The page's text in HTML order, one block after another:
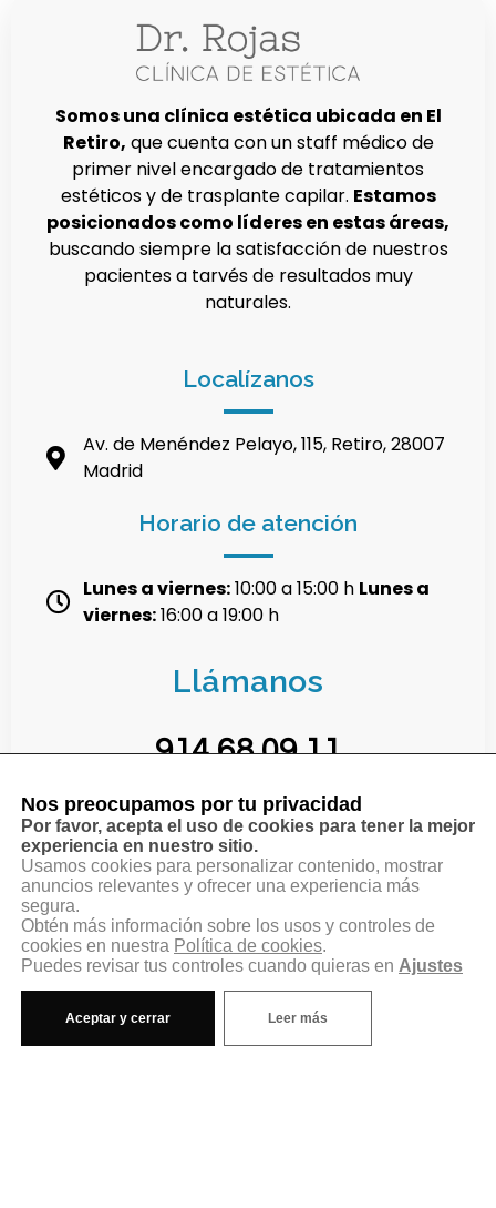
Somos una clínica estética ubicada en El
Retiro, que cuenta con un staff médico de
primer nivel encargado de tratamientos
estéticos y de trasplante capilar. Estamos
posicionados como líderes en estas áreas,
buscando siempre la satisfacción de nuestros
pacientes a tarvés de resultados muy
naturales.
Localízanos
Av. de Menéndez Pelayo, 115, Retiro, 28007
Madrid
Horario de atención
Lunes a viernes:10:00 a 15:00 h Lunes a
viernes:16:00 a 19:00 h
Llámanos
914 68 09 11
630 059 556
Política de privacidad
Política de cookies
Nos preocupamos por tu privacidad
Por favor, acepta el uso de cookies para tener la mejor
experiencia en nuestro sitio.
Usamos cookies para personalizar contenido, mostrar
anuncios relevantes y ofrecer una experiencia más
segura.
Obtén más información sobre los usos y controles de
cookies en nuestra Política de cookies.
Puedes revisar tus controles cuando quieras en Ajustes
Aceptar y cerrar Leer más